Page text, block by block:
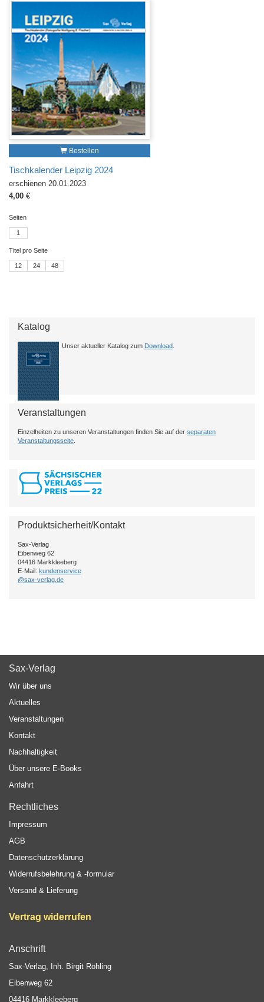
Bestellen
Tischkalender Leipzig 2024
erschienen 20.01.2023
4,00 €
Seiten
1
Titel pro Seite
12 24 48
Katalog
Unser aktueller Katalog zum Download
Veranstaltungen
Einzelheiten zu unseren Veranstaltungen finden Sie auf der separaten
Veranstaltungsseite
Produktsicherheit/Kontakt
Sax-Verlag
Eibenweg 62
04416 Markkleeberg
E-Mail: kundenservice
@sax-verlag.de
Sax-Verlag
Wir über uns
Aktuelles
Veranstaltungen
Kontakt
Nachhaltigkeit
Über unsere E-Books
Anfahrt
Rechtliches
Impressum
AGB
Datenschutzerklärung
Widerrufsbelehrung & -formular
Versand & Lieferung
Vertrag widerrufen
Anschrift
Sax-Verlag, Inh. Birgit Röhling
Eibenweg 62
04416 Markkleeberg